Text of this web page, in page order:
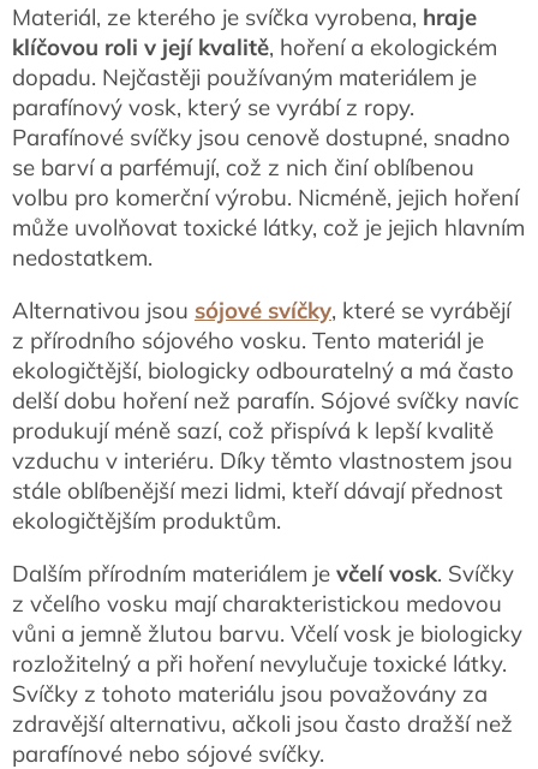
Materiál, ze kterého je svíčka vyrobena, hraje
klíčovou roli v její kvalitě, hoření a ekologickém
dopadu. Nejčastěji používaným materiálem je
parafínový vosk, který se vyrábí z ropy.
Parafínové svíčky jsou cenově dostupné, snadno
se barví a parfémují, což z nich činí oblíbenou
volbu pro komerční výrobu. Nicméně, jejich hoření
může uvolňovat toxické látky, což je jejich hlavním
nedostatkem.
Alternativou jsou sójové svíčky, které se vyrábějí
z přírodního sójového vosku. Tento materiál je
ekologičtější, biologicky odbouratelný a má často
delší dobu hoření než parafín. Sójové svíčky navíc
produkují méně sazí, což přispívá k lepší kvalitě
vzduchu v interiéru. Díky těmto vlastnostem jsou
stále oblíbenější mezi lidmi, kteří dávají přednost
ekologičtějším produktům.
Dalším přírodním materiálem je včelí vosk. Svíčky
z včelího vosku mají charakteristickou medovou
vůni a jemně žlutou barvu. Včelí vosk je biologicky
rozložitelný a při hoření nevylučuje toxické látky.
Svíčky z tohoto materiálu jsou považovány za
zdravější alternativu, ačkoli jsou často dražší než
parafínové nebo sójové svíčky.